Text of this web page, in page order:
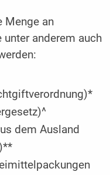
Menge an
unter anderem auch
dem Ausland